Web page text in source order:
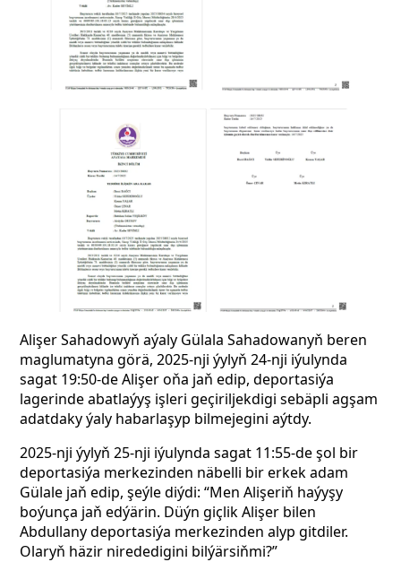
Alişer Sahadowyň aýaly Gülala Sahadowanyň beren
maglumatyna görä, 2025-nji ýylyň 24-nji iýulynda
sagat 19:50-de Alişer oňa jaň edip, deportasiýa
lagerinde abatlaýyş işleri geçiriljekdigi sebäpli agşam
adatdaky ýaly habarlaşyp bilmejegini aýtdy.
2025-nji ýylyň 25-nji iýulynda sagat 11:55-de şol bir
deportasiýa merkezinden näbelli bir erkek adam
Gülale jaň edip, şeýle diýdi: “Men Alişeriň haýyşy
boýunça jaň edýärin. Düýn giçlik Alişer bilen
Abdullany deportasiýa merkezinden alyp gitdiler.
Olaryň häzir nirededigini bilýärsiňmi?”